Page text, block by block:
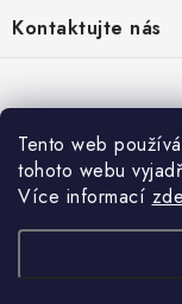
Tento web
tohoto webu
Více informací zde
Provizní systém
Partner stránek:
Časté otázky
Podmínky akce 2 + 1
Kontaktujte nás